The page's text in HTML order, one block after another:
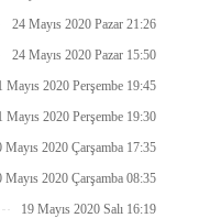
24 Mayıs 2020 Pazar 21:26
24 Mayıs 2020 Pazar 15:50
Mayıs 2020 Perşembe 19:45
Mayıs 2020 Perşembe 19:30
Mayıs 2020 Çarşamba 17:35
Mayıs 2020 Çarşamba 08:35
19 Mayıs 2020 Salı 16:19